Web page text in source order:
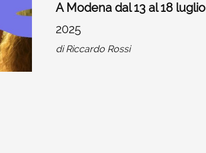
A Modena dal 13 al 18 luglio
2025
diRiccardo Rossi